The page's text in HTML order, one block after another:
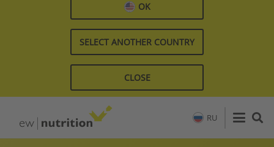
OK
SELECT ANOTHER COUNTRY
CLOSE
RU